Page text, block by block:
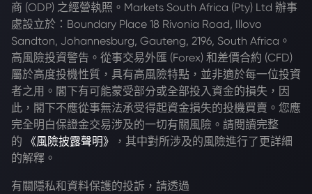
商 (ODP) 之經營執照。Markets South Africa (Pty) Ltd 辦事
處設立於：Boundary Place 18 Rivonia Road, Illovo
Sandton, Johannesburg, Gauteng, 2196, South Africa。
高風險投資警告。從事交易外匯 (Forex) 和差價合約 (CFD)
屬於高度投機性質，具有高風險特點，並非適於每一位投資
者之用。閣下有可能蒙受部分或全部投入資金的損失，因
此，閣下不應從事無法承受得起資金損失的投機買賣。您應
完全明白保證金交易涉及的一切有關風險。請閱讀完整
的
《風險披露聲明》
，其中對所涉及的風險進行了更詳細
的解釋。
有關隱私和資料保護的投訴，請透過